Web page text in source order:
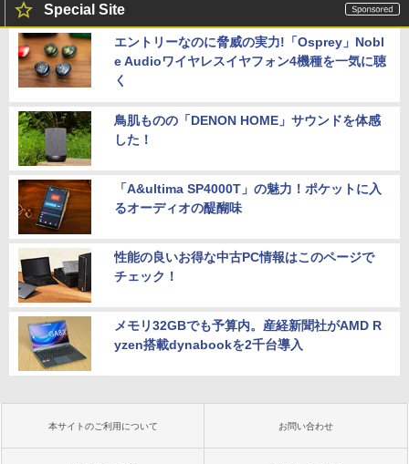
Special Site
エントリーなのに脅威の実力!「Osprey」Nobl
e Audioワイヤレスイヤフォン4機種を一気に聴
く
鳥肌ものの「DENON HOME」サウンドを体感
した！
「A&ultima SP4000T」の魅力！ポケットに入
るオーディオの醍醐味
性能の良いお得な中古PC情報はこのページで
チェック！
メモリ32GBでも予算内。産経新聞社がAMD R
yzen搭載dynabookを2千台導入
本サイトのご利用について お問い合わせ